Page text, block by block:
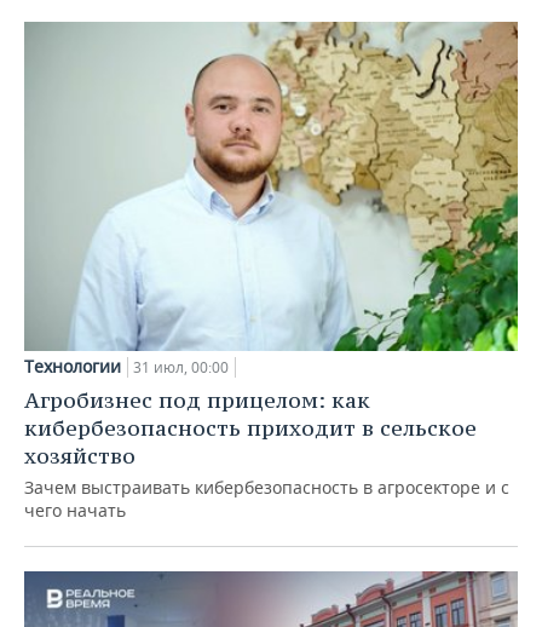
Технологии 31 июл, 00:00
Агробизнес под прицелом: как
кибербезопасность приходит в сельское
хозяйство
Зачем выстраивать кибербезопасность в агросекторе и с
чего начать